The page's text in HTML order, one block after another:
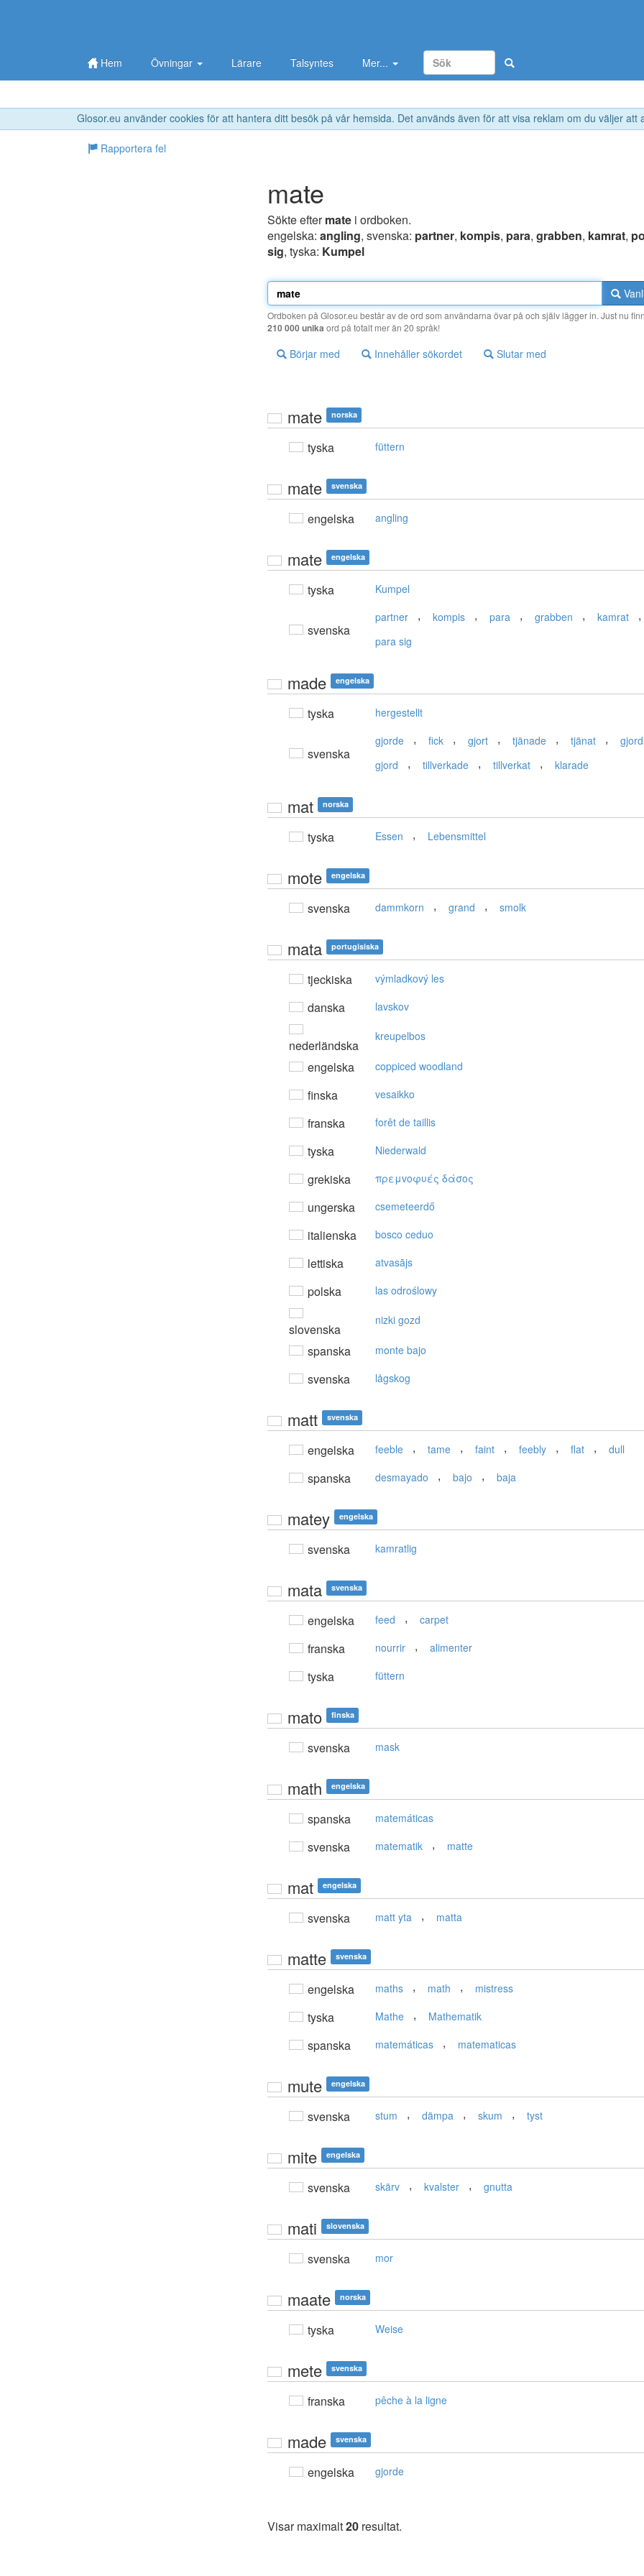
Glosor.eu använder cookies för att hantera ditt besök på vår hemsida. Det används även för att visa reklam om du väljer
Hem Övningar Lärare Talsyntes Mer...
Rapportera fel
mate
Sökte eftermate i ordboken.
engelska: angling, svenska: partner, kompis, para, grabben, kamrat,
sig, tyska: Kumpel
Ordboken på Glosor.eu består av de ord som användarna övar på och själv lägger in. Just nu
210 000 unika ord på totalt mer än 20 språk!
Börjar med Innehåller sökordet Slutar med
mate norska
tyska füttern
mate svenska
engelska angling
mate engelska
tyska Kumpel
svenska
partner , kompis , para , grabben , kamrat ,
para sig
made engelska
tyska hergestellt
svenska
gjorde , fick , gjort , tjänade , tjänat ,
gjord
, tillverkade , tillverkat , klarade
mat norska
tyska Essen , Lebensmittel
mote engelska
svenska dammkorn , grand , smolk
mata portugisiska
tjeckiska výmladkový les
danska lavskov
nederländska
kreupelbos
engelska coppiced woodland
finska vesaikko
franska forêt de taillis
tyska Niederwald
grekiska πρεμvoφυές δάσoς
ungerska csemeteerdő
italienska bosco ceduo
lettiska atvasājs
polska las odroślowy
slovenska
nizki gozd
spanska monte bajo
svenska lågskog
matt svenska
engelska feeble , tame , faint , feebly , flat , dull
spanska desmayado , bajo , baja
matey engelska
svenska kamratlig
mata svenska
engelska feed , carpet
franska nourrir , alimenter
tyska füttern
mato finska
svenska mask
math engelska
spanska matemáticas
svenska matematik , matte
mat engelska
svenska matt yta , matta
matte svenska
engelska maths , math , mistress
tyska Mathe , Mathematik
spanska matemáticas , matematicas
mute engelska
svenska stum , dämpa , skum , tyst
mite engelska
svenska skärv , kvalster , gnutta
mati slovenska
svenska mor
maate norska
tyska Weise
mete svenska
franska pêche à la ligne
made svenska
engelska gjorde
Visar maximalt20 resultat.